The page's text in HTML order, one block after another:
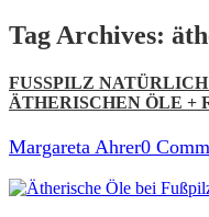
Tag Archives:
FUSSPILZ
ÄTHERISCHEN ÖLE +
Margareta Ahrer0